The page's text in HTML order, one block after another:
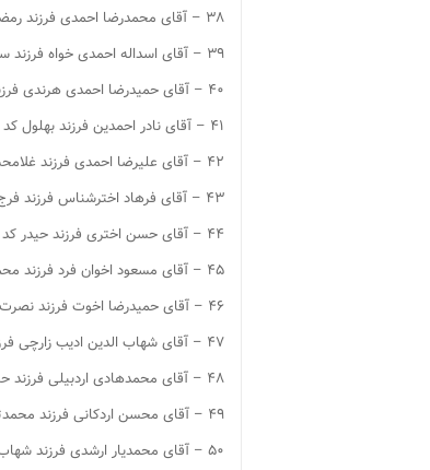
۳۸ – آقای محمدرضا احمدی فرزند رمضانعلی کد نامزد ۱۵۴۵
۳۹ – آقای اسداله احمدی خواه فرزند سیف اله مشهور به دکتر احمدی خواه کد نامزد ۱۵۴۸
۴۰ – آقای حمیدرضا احمدی هرندی فرزند علی کد نامزد ۱۵۶۲
۴۱ – آقای نادر احمدین فرزند بهلول کد نامزد ۱۵۶۴
۴۲ – آقای علیرضا احمدی فرزند غلامحسن کد نامزد ۱۵۶۵
۴۳ – آقای فرهاد اخترشناس فرزند فرج الله کد نامزد ۱۵۶۸
۴۴ – آقای حسن اختری فرزند حیدر کد نامزد ۱۵۶۹
۴۵ – آقای مسعود اخوان فرد فرزند محمود کد نامزد ۱۵۷۱
۴۶ – آقای حمیدرضا اخوت فرزند نصرت اله کد نامزد ۱۵۷۴
۴۷ – آقای شهاب الدین ادیب زارچی فرزند مرتضی مشهور به ادیب یزدی کد نامزد ۱۵۷۸
۴۸ – آقای محمدهادی اردبیلی فرزند حسین کد نامزد ۱۵۸۷
۴۹ – آقای محسن اردکانی فرزند محمدتقی کد نامزد ۱۵۹۱
۵۰ – آقای محمدیار ارشدی فرزند شهاب الدین کد نامزد ۱۵۹۵